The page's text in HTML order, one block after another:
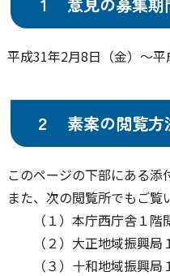
平成31年2月8日（金）～平
２ 素案の閲覧方
このページの下部にある添
また、次の閲覧所でもご覧
（１）本庁西庁舎１階
（２）大正地域振興局
（３）十和地域振興局